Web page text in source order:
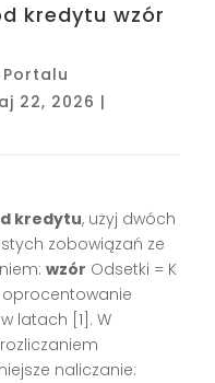
kredytu wzór
22, 2026 |
kredytu, użyj dwóch
zobowiązań ze
wzór Odsetki = K
oprocentowanie
latach [1]. W
naliczanie: